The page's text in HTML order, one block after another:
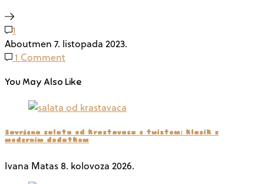
1
Aboutmen 7. listopada 2023.
1 Comment
You May Also Like
Savršena salata od krastavaca s twistom: klasik s
modernim dodatkom
Ivana Matas 8. kolovoza 2026.